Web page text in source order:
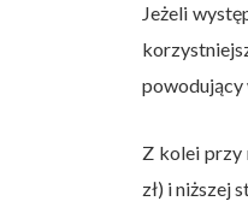
Jeżeli
Z kolei przy
zł) i niższej